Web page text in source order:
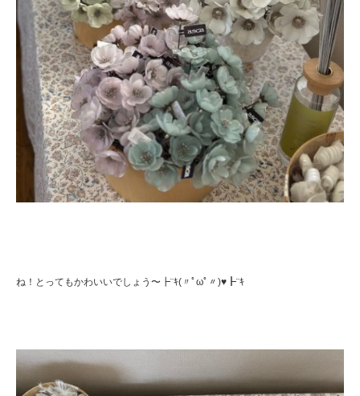
ね！とってもかわいいでしょう〜┣¨ｷ(〃ﾟωﾟ〃)♥┣¨ｷ